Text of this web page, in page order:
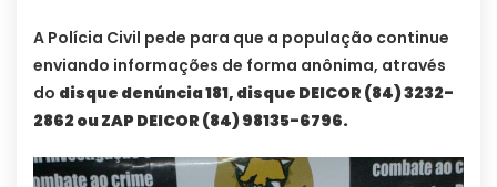
A Polícia Civil pede para que a população continue
enviando informações de forma anônima, através
do disque denúncia 181, disque DEICOR (84) 3232-
2862 ou ZAP DEICOR (84) 98135-6796.